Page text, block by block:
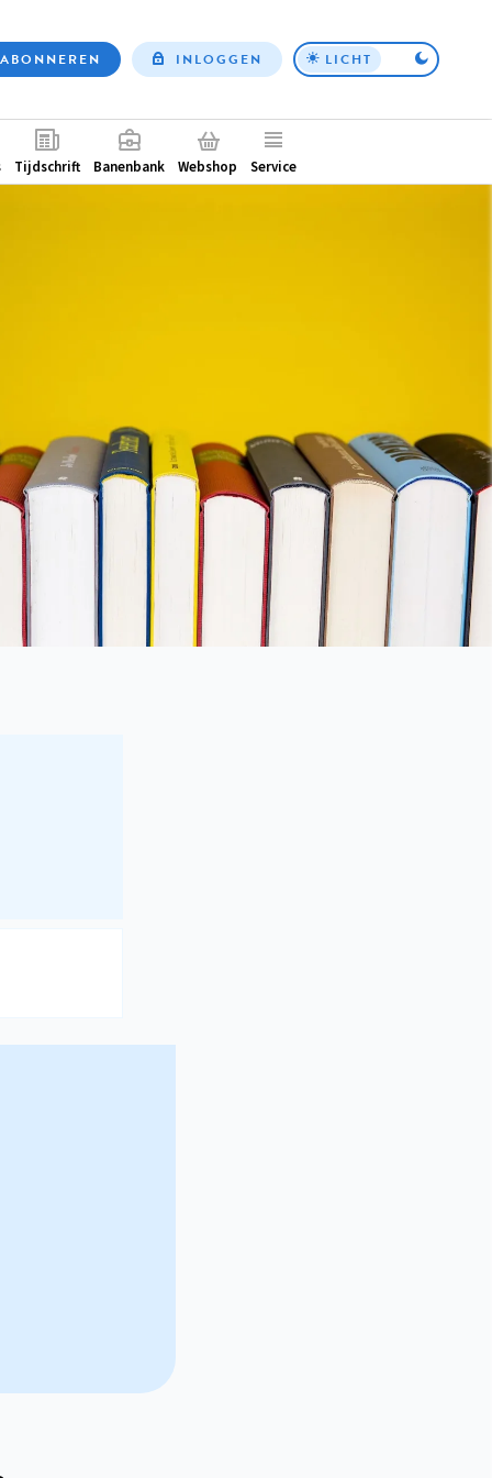
Top
ABONNEREN INLOGGEN LICHT
Tijdschrift Banenbank Webshop Service